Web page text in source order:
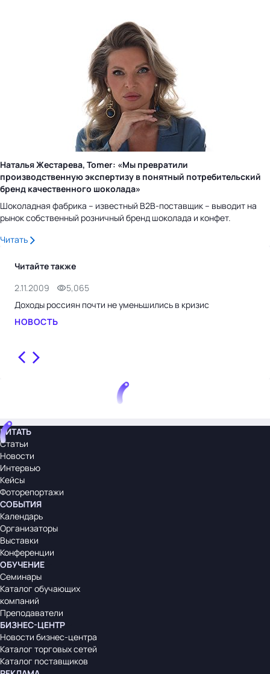
Наталья Жестарева, Tomer: «Мы превратили
производственную экспертизу в понятный потребительский
бренд качественного шоколада»
Шоколадная фабрика – известный B2B-поставщик – выводит на
рынок собственный розничный бренд шоколада и конфет.
Читать
Читайте также
2.11.2009
5,065
Доходы россиян почти не уменьшились в кризис
НОВОСТЬ
ЧИТАТЬ
Статьи
Новости
Интервью
Кейсы
Фоторепортажи
СОБЫТИЯ
Календарь
Организаторы
Выставки
Конференции
ОБУЧЕНИЕ
Семинары
Каталог обучающих
компаний
Преподаватели
БИЗНЕС-ЦЕНТР
Новости бизнес-центра
Каталог торговых сетей
Каталог поставщиков